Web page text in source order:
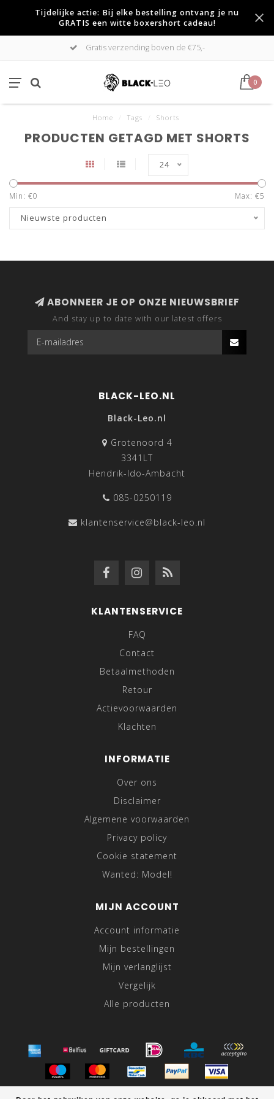
Tijdelijke actie: Bij elke bestelling ontvang je nu
GRATIS een witte boxershort cadeau!
Gratis verzending boven de €75,-
0
Home Tags Shorts
PRODUCTEN GETAGD MET SHORTS
24
Min: €0 Max: €5
Nieuwste producten
ABONNEER JE OP ONZE NIEUWSBRIEF
And stay up to date with our latest offers
BLACK-LEO.NL
Black-Leo.nl
Grotenoord 4
3341LT
Hendrik-Ido-Ambacht
085-0250119
klantenservice@black-leo.nl
KLANTENSERVICE
FAQ
Contact
Betaalmethoden
Retour
Actievoorwaarden
Klachten
INFORMATIE
Over ons
Disclaimer
Algemene voorwaarden
Privacy policy
Cookie statement
Wanted: Model!
MIJN ACCOUNT
Account informatie
Mijn bestellingen
Mijn verlanglijst
Vergelijk
Alle producten